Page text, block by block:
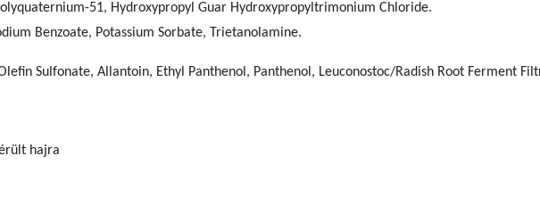
51, Hydroxypropyl Guar Hydroxypropyltrimonium Chloride.
Benzoate, Potassium Sorbate, Trietanolamine.
Sulfonate, Allantoin, Ethyl Panthenol, Panthenol, Leuconostoc/Radish Root Ferment
hajra